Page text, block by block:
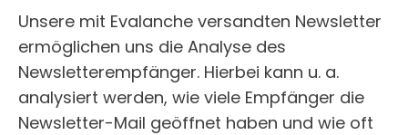
Unsere mit Evalanche versandten Newsletter
ermöglichen uns die Analyse des
Newsletterempfänger. Hierbei kann u. a.
analysiert werden, wie viele Empfänger die
Newsletter-Mail geöffnet haben und wie oft